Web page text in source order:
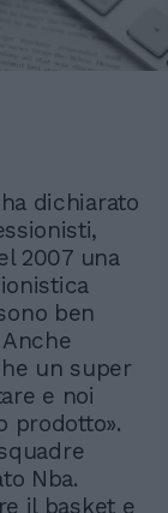
dichiarato
2007 una
ben
un super
e noi
prodotto».
Nba.
il basket e